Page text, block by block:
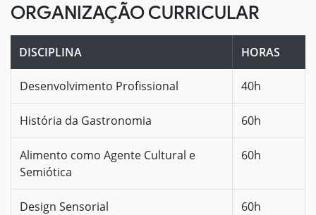
ORGANIZAÇÃO CURRICULAR
DISCIPLINA HORAS
Desenvolvimento Profissional 40h
História da Gastronomia 60h
Alimento como Agente Cultural e
Semiótica
60h
Design Sensorial 60h